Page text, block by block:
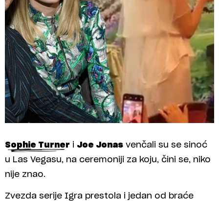
Sophie Turner i Joe Jonas venčali su se sinoć
u Las Vegasu, na ceremoniji za koju, čini se, niko
nije znao.
Zvezda serije Igra prestola i jedan od braće